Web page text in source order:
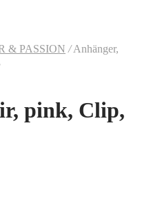
& PASSION /Anhänger,
pink, Clip,